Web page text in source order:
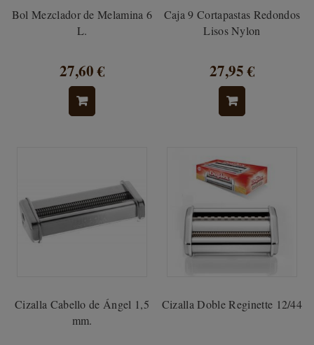
Bol Mezclador de Melamina 6
L.
27,60 €
Caja 9 Cortapastas Redondos
Lisos Nylon
27,95 €
Cizalla Cabello de Ángel 1,5
mm.
Cizalla Doble Reginette 12/44